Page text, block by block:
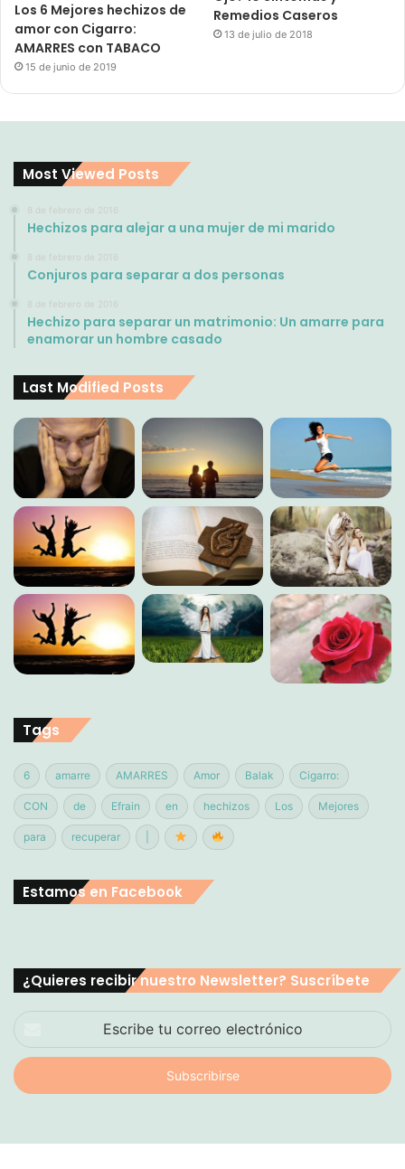
Los 6 Mejores hechizos de
amor con Cigarro:
AMARRES con TABACO
15 de junio de 2019
Remedios Caseros
13 de julio de 2018
Most Viewed Posts
8 de febrero de 2016
Hechizos para alejar a una mujer de mi marido
8 de febrero de 2016
Conjuros para separar a dos personas
8 de febrero de 2016
Hechizo para separar un matrimonio: Un amarre para
enamorar un hombre casado
Last Modified Posts
Tags
6 amarre AMARRES Amor Balak Cigarro:
CON de Efrain en hechizos Los Mejores
para recuperar
Estamos en Facebook
¿Quieres recibir nuestro Newsletter? Suscríbete
correo
electrónico